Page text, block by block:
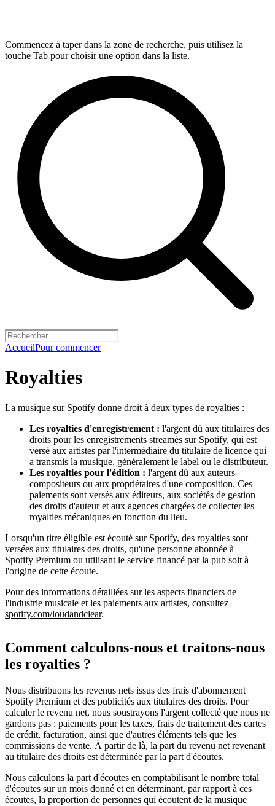
Commencez à taper dans la zone de recherche, puis utilisez la
touche Tab pour choisir une option dans la liste.
AccueilPour commencer
Royalties
La musique sur Spotify donne droit à deux types de royalties :
Les royalties d'enregistrement : l'argent dû aux titulaires des
droits pour les enregistrements streamés sur Spotify, qui est
versé aux artistes par l'intermédiaire du titulaire de licence qui
a transmis la musique, généralement le label ou le distributeur.
Les royalties pour l'édition : l'argent dû aux auteurs-
compositeurs ou aux propriétaires d'une composition. Ces
paiements sont versés aux éditeurs, aux sociétés de gestion
des droits d'auteur et aux agences chargées de collecter les
royalties mécaniques en fonction du lieu.
Lorsqu'un titre éligible est écouté sur Spotify, des royalties sont
versées aux titulaires des droits, qu'une personne abonnée à
Spotify Premium ou utilisant le service financé par la pub soit à
l'origine de cette écoute.
Pour des informations détaillées sur les aspects financiers de
l'industrie musicale et les paiements aux artistes, consultez
spotify.com/loudandclear.
Comment calculons-nous et traitons-nous
les royalties ?
Nous distribuons les revenus nets issus des frais d'abonnement
Spotify Premium et des publicités aux titulaires des droits. Pour
calculer le revenu net, nous soustrayons l'argent collecté que nous ne
gardons pas : paiements pour les taxes, frais de traitement des cartes
de crédit, facturation, ainsi que d'autres éléments tels que les
commissions de vente. À partir de là, la part du revenu net revenant
au titulaire des droits est déterminée par la part d'écoutes.
Nous calculons la part d'écoutes en comptabilisant le nombre total
d'écoutes sur un mois donné et en déterminant, par rapport à ces
écoutes, la proportion de personnes qui écoutent de la musique